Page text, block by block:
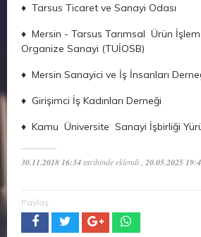
♦ Tarsus Ticaret ve Sanayi Odası
♦ Mersin - Tarsus Tarımsal Ürün
Organize Sanayi (TUİOSB)
♦ Mersin Sanayici ve İş İnsanları
♦ Girişimci İş Kadınları Derneği
♦ Kamu Üniversite Sanayi İşbirliği
30.11.2018 16:34tarihinde eklendi , 20.05.2025
Paylaş